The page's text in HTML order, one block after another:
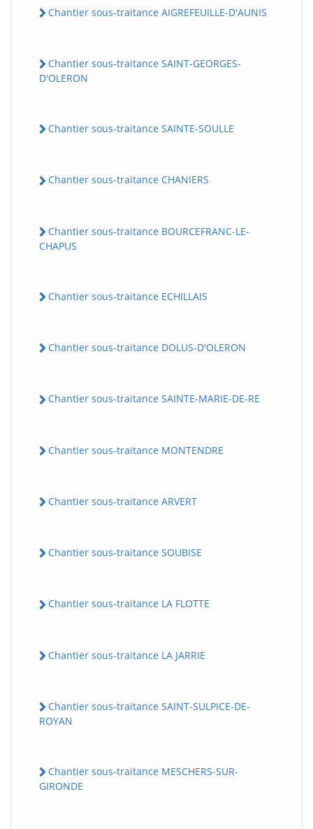
Chantier sous-traitance AIGREFEUILLE-D'AUNIS
Chantier sous-traitance SAINT-GEORGES-
D'OLERON
Chantier sous-traitance SAINTE-SOULLE
Chantier sous-traitance CHANIERS
Chantier sous-traitance BOURCEFRANC-LE-
CHAPUS
Chantier sous-traitance ECHILLAIS
Chantier sous-traitance DOLUS-D'OLERON
Chantier sous-traitance SAINTE-MARIE-DE-RE
Chantier sous-traitance MONTENDRE
Chantier sous-traitance ARVERT
Chantier sous-traitance SOUBISE
Chantier sous-traitance LA FLOTTE
Chantier sous-traitance LA JARRIE
Chantier sous-traitance SAINT-SULPICE-DE-
ROYAN
Chantier sous-traitance MESCHERS-SUR-
GIRONDE